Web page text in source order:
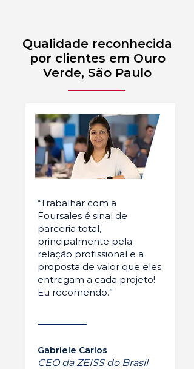
Qualidade reconhecida
por clientes em Ouro
Verde, São Paulo
“Trabalhar com a
Foursales é sinal de
parceria total,
principalmente pela
relação profissional e a
proposta de valor que eles
entregam a cada projeto!
Eu recomendo.”
Gabriele Carlos
CEO da ZEISS do Brasil